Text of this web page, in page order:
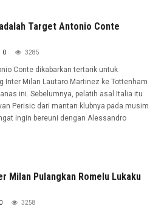
Target Antonio Conte
0 3285
Conte dikabarkan tertarik untuk
Inter Milan Lautaro Martinez ke Tottenham
ini. Sebelumnya, pelatih asal Italia itu
Perisic dari mantan klubnya pada musim
ingin bereuni dengan Alessandro
Milan Pulangkan Romelu Lukaku
0 3258